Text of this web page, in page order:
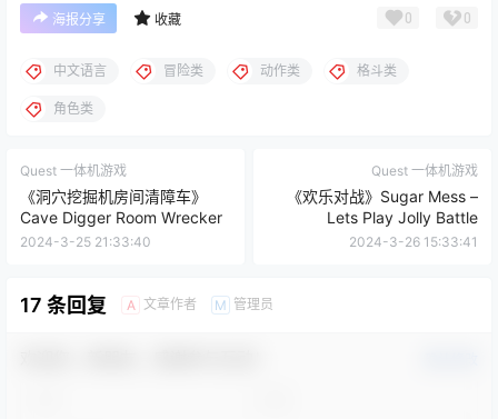
海报分享 收藏 0 0
中文语言 冒险类 动作类 格斗类
角色类
Quest 一体机游戏
《洞穴挖掘机房间清障车》
Cave Digger Room Wrecker
2024-3-25 21:33:40
Quest 一体机游戏
《欢乐对战》Sugar Mess –
Lets Play Jolly Battle
2024-3-26 15:33:41
17 条回复 A 文章作者 M 管理员